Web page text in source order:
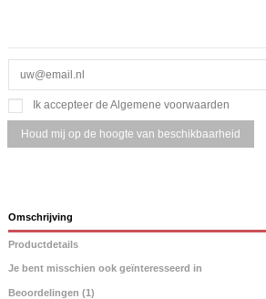
Ik accepteer de Algemene voorwaarden
Omschrijving
Productdetails
Je bent misschien ook geïnteresseerd in
Beoordelingen (1)